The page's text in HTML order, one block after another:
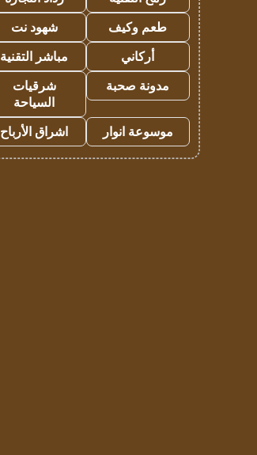
طعم وكيف
شهود نت
أركاني
مباشر التقنية
مدونة صحبة
شرقيات
السياحة
موسوعة انوار
اشراق الأرباح